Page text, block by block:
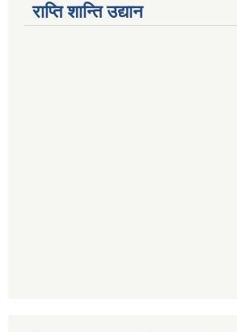
राप्ति शान्ति उद्यान